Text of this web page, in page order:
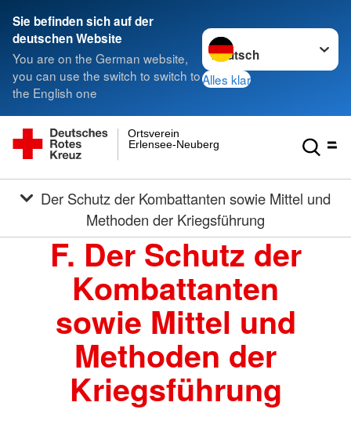
Sie befinden sich auf der
deutschen Website
You are on the German website,
you can use the switch to switch to
the English one
Sprache wechseln zu
Alles klar
Erlensee-Neuberg
Ortsverein
Methoden der Kriegsführung
F. Der Schutz der
Kombattanten
sowie Mittel und
Methoden der
Kriegsführung